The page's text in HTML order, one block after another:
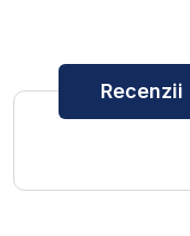
Recenzii